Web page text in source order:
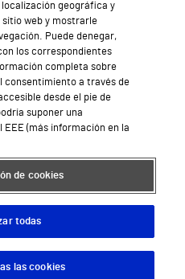
somos
Vithas
Médica
al Cliente
y salud en el trabajo
Supervita
privacidad Mapa web Protección de datos
localización geográfica y
web y mostrarle
Puede denegar,
los correspondientes
completa sobre
consentimiento a través de
desde el pie de
suponer una
(más información en la
de cookies
todas
las cookies